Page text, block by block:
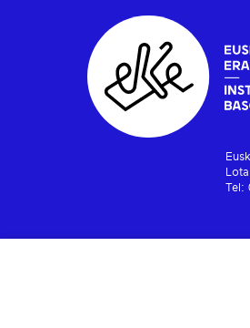
Tel: